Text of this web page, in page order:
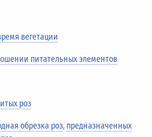
вегетации
питательных элементов
роз
обрезка роз, предназначенных